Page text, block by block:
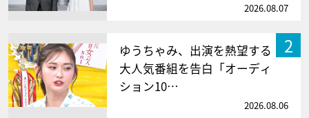
2026.08.07
2
ゆうちゃみ、出演を熱望する
大人気番組を告白「オーディ
ション10…
2026.08.06